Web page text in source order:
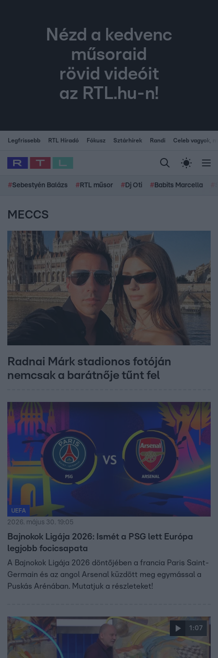
Nézd a kedvenc
műsoraid
rövid videóit
az RTL.hu-n!
Legfrissebb RTL Híradó Fókusz Sztárhírek Randi Celeb vagyok,
#Sebestyén Balázs # RTL műsor # Dj Oti # Babits Marcella
MECCS
Radnai Márk stadionos fotóján
nemcsak a barátnője tűnt fel
UEFA
2026. május 30. 19:05
Bajnokok Ligája 2026: Ismét a PSG lett Európa
legjobb focicsapata
A Bajnokok Ligája 2026 döntőjében a francia Paris Saint-
Germain és az angol Arsenal küzdött meg egymással a
Puskás Arénában. Mutatjuk a részleteket!
1:07